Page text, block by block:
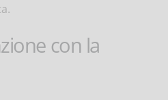
con la